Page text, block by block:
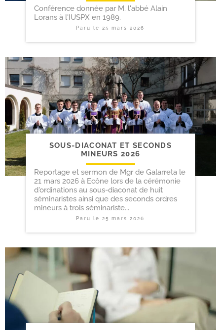
Conférence donnée par M. l'abbé Alain
Lorans à l'IUSPX en 1989.
Paru le25 mars 2026
SOUS-​DIACONAT ET SECONDS
MINEURS 2026
Reportage et sermon de Mgr de Galarreta le
21 mars 2026 à Ecône lors de la cérémonie
d'ordinations au sous-diaconat de huit
séminaristes ainsi que des seconds ordres
mineurs à trois séminariste...
Paru le25 mars 2026